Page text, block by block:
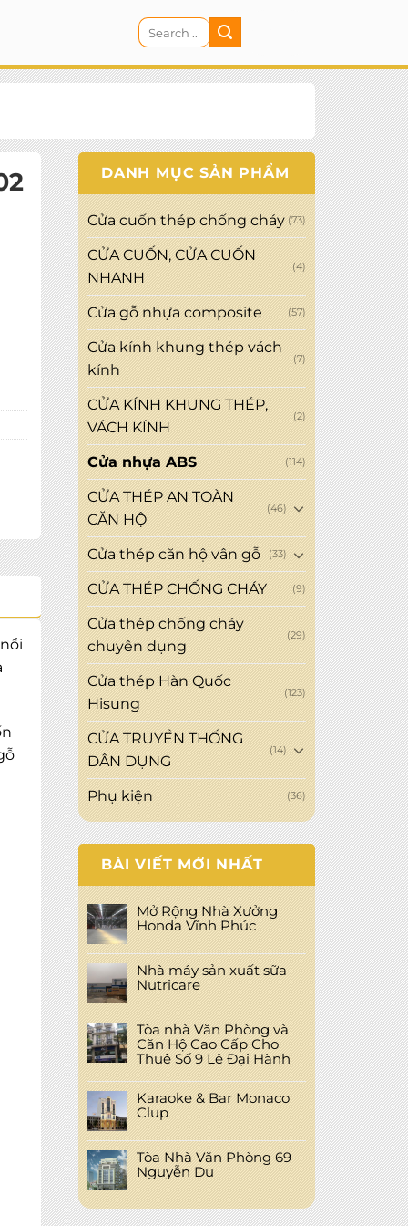
Search
for:
DANH MỤC SẢN PHẨM
Cửa cuốn thép chống cháy (73)
CỬA CUỐN, CỬA CUỐN
NHANH
(4)
Cửa gỗ nhựa composite (57)
Cửa kính khung thép vách
kính
(7)
CỬA KÍNH KHUNG THÉP,
VÁCH KÍNH
(2)
Cửa nhựa ABS (114)
CỬA THÉP AN TOÀN
CĂN HỘ
(46)
Cửa thép căn hộ vân gỗ (33)
CỬA THÉP CHỐNG CHÁY (9)
Cửa thép chống cháy
chuyên dụng
(29)
Cửa thép Hàn Quốc
Hisung
(123)
CỬA TRUYỀN THỐNG
DÂN DỤNG
(14)
Phụ kiện (36)
BÀI VIẾT MỚI NHẤT
Mở Rộng Nhà Xưởng
Honda Vĩnh Phúc
Nhà máy sản xuất sữa
Nutricare
Tòa nhà Văn Phòng và
Căn Hộ Cao Cấp Cho
Thuê Số 9 Lê Đại Hành
Karaoke & Bar Monaco
Clup
Tòa Nhà Văn Phòng 69
Nguyễn Du